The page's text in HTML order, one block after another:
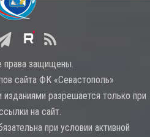
защищены.
сайта ФК «Севастополь»
разрешается только при
на сайт.
при условии активной